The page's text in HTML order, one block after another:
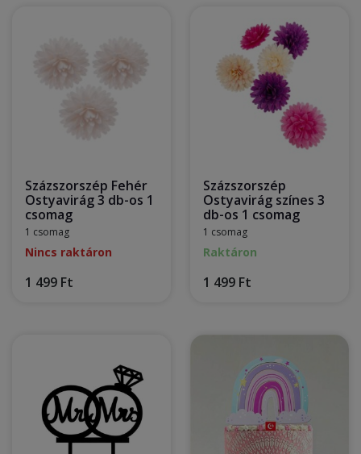
Százszorszép Fehér
Ostyavirág 3 db-os 1
csomag
1 csomag
Nincs raktáron
1 499 Ft
Százszorszép
Ostyavirág színes 3
db-os 1 csomag
1 csomag
Raktáron
1 499 Ft